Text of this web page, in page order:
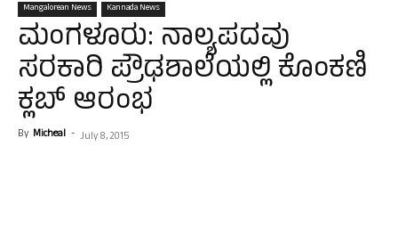
Mangalorean News Kannada News
ಮಂಗಳೂರು: ನಾಲ್ಯಪದವು
ಸರಕಾರಿ ಪ್ರೌಢಶಾಲೆಯಲ್ಲಿ ಕೊಂಕಣಿ
ಕ್ಲಬ್ ಆರಂಭ
By Micheal - July 8, 2015